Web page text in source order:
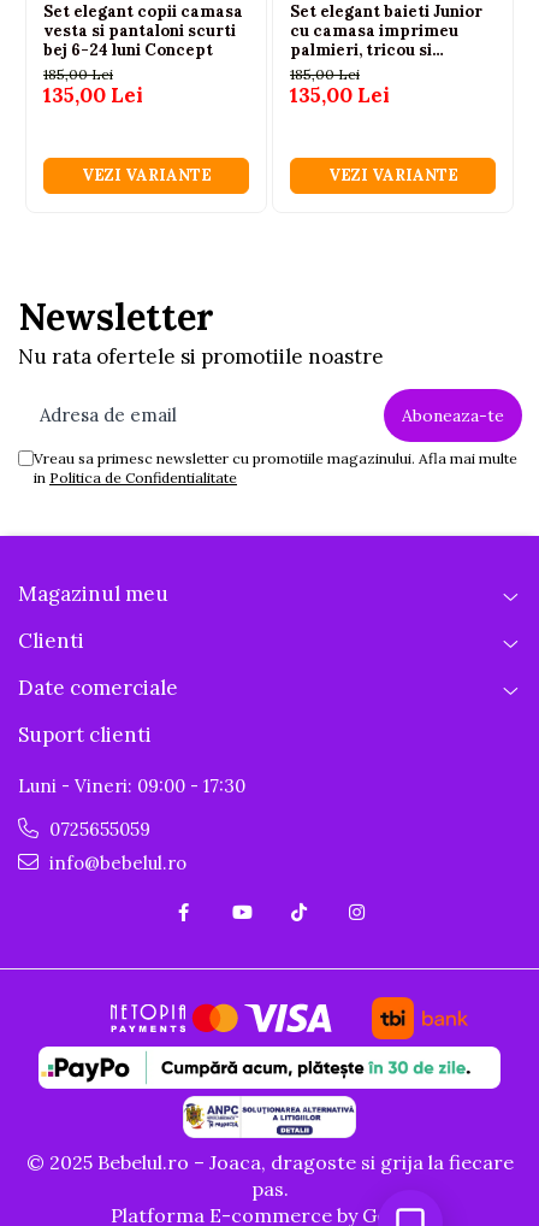
Set elegant copii camasa
vesta si pantaloni scurti
bej 6-24 luni Concept
185,00 Lei
135,00 Lei
VEZI VARIANTE
Set elegant baieti Junior
cu camasa imprimeu
palmieri, tricou si
bermude
185,00 Lei
135,00 Lei
VEZI VARIANTE
Newsletter
Nu rata ofertele si promotiile noastre
Vreau sa primesc newsletter cu promotiile magazinului. Afla mai multe
in Politica de Confidentialitate
Magazinul meu
Clienti
Date comerciale
Suport clienti
Luni - Vineri: 09:00 - 17:30
0725655059
info@bebelul.ro
© 2025 Bebelul.ro – Joaca, dragoste si grija la fiecare
pas.
Platforma E-commerce by Gomag